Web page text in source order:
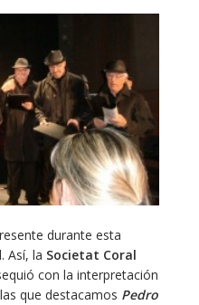
durante esta
Así, la Societat Coral
con la interpretación
que destacamos Pedro